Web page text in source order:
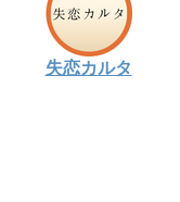
失恋カルタ